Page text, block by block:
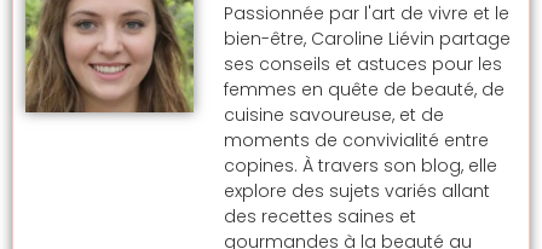
Passionnée par l'art de vivre et le
bien-être, Caroline Liévin partage
ses conseils et astuces pour les
femmes en quête de beauté, de
cuisine savoureuse, et de
moments de convivialité entre
copines. À travers son blog, elle
explore des sujets variés allant
des recettes saines et
gourmandes à la beauté au